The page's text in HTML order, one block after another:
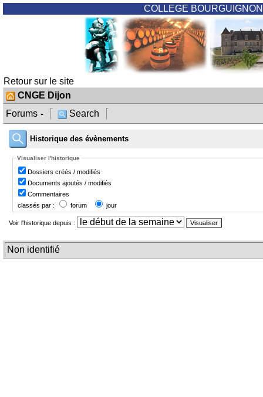
COLLEGE
Retour sur le site
CNGE Dijon
Forums
Search
Historique des évènements
Visualiser l'historique
Dossiers créés / modifiés
Documents ajoutés / modifiés
Commentaires
classés par :
forum jour
Voir l'historique depuis :
Non identifié